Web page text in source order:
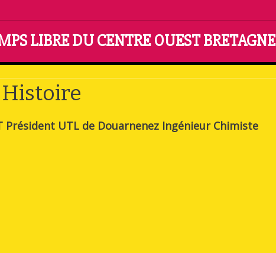
LIBRE DU CENTRE OUEST BRETAGNE
Murs et Histoire
Président UTL de Douarnenez Ingénieur Chimiste